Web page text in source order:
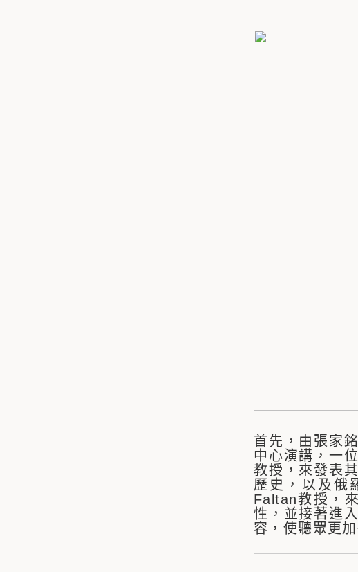
首先，由張家
中心演講，一
教授，來發表
歷史，以及俄
Faltan教授，
性，並接著進
容，使聽眾更